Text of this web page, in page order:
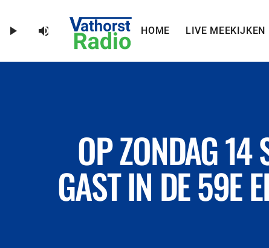
HOME LIVE MEEKIJKEN
play_arrow volume_up
OP ZONDAG 14
GAST IN DE 59E